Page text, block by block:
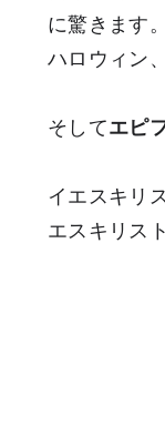
に驚きます。
ハロウィン
そしてエピ
イエスキリ
エスキリス